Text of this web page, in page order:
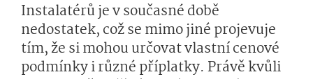
Instalatérů je v současné době
nedostatek, což se mimo jiné projevuje
tím, že si mohou určovat vlastní cenové
podmínky i různé příplatky. Právě kvůli